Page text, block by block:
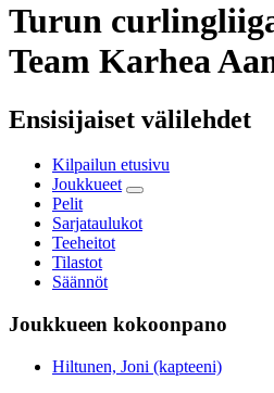
Turun
Team Karhea
Ensisijaiset välilehdet
Kilpailun etusivu
Joukkueet
Pelit
Sarjataulukot
Teeheitot
Tilastot
Säännöt
Joukkueen kokoonpano
Hiltunen, Joni (kapteeni)